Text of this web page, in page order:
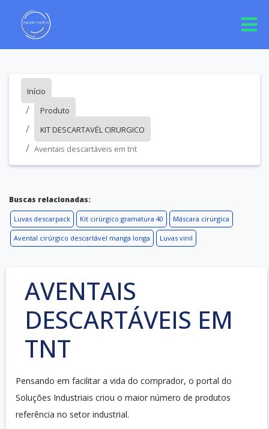
Início
Produto
KIT DESCARTAVÉL CIRURGICO
Aventais descartáveis em tnt
Buscas relacionadas:
Luvas descarpack Kit cirúrgico gramatura 40 Máscara cirúrgica
Avental cirúrgico descartável manga longa Luvas vinil
AVENTAIS
DESCARTÁVEIS EM
TNT
Pensando em facilitar a vida do comprador, o portal do
Soluções Industriais criou o maior número de produtos
referência no setor industrial.